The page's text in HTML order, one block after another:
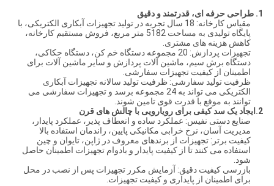
1. طراحی حرفه ای، قدرتمند و دقیق
مقیاس کارخانه: 18 سال تجربه در تولید تجهیزات آبکاری الکتریکی، با
پایگاه تولیدی به مساحت 5182 متر مربع، فروش مستقیم کارخانه،
کاهش هزینه های مشتری.
تجهیزات پردازش: 20 مجموعه دستگاه خم کن، دستگاه حکاکی،
دستگاه برش سیم، ماشین آلات پردازش و سایر ماشین آلات برای
اطمینان از کیفیت تجهیزات سفارشی.
ظرفیت تولید سفارشی: ظرفیت تولید سالانه تجهیزات آبکاری
الکتریکی می تواند به 24 مجموعه برسد و تجهیزات سفارشی می
توانند به موقع با قدرت قوی تامین شوند.
2. ایجاد یک سد کیفی برای رویارویی با چالش های قرن
صنایع دستی نفیس: عملکرد ساده و انعطاف پذیر، عملکرد پایدار،
مدیریت آسان، نرخ خرابی مکانیکی پایین، راندمان استفاده بالا
کیفیت برتر: تجهیزات از برندهای معروف در ژاپن، تایوان و چین
استفاده می کنند تا از کیفیت پایدار و بادوام تجهیزات اطمینان حاصل
شود.
بازرسی کیفیت دقیق: آزمایش مکرر تجهیزات پس از نصب در محل
برای اطمینان از پایداری و کیفیت تجهیزات.